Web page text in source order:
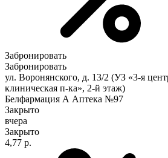
Забронировать
Забронировать
ул. Воронянского, д. 13/2 (УЗ «3-я
клиническая п-ка», 2-й этаж)
Белфармация А Аптека №97
Закрыто
вчера
Закрыто
4,77 р.